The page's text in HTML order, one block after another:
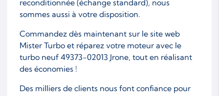
reconditionnée (échange standard), nous
sommes aussi à votre disposition.
Commandez dès maintenant sur le site web
Mister Turbo et réparez votre moteur avec le
turbo neuf 49373-02013 Jrone, tout en réalisant
des économies !
Des milliers de clients nous font confiance pour